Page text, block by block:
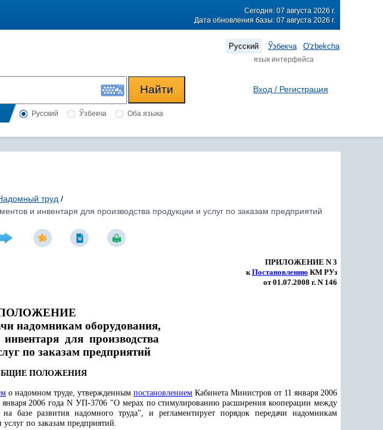
Сегодня: 07 августа 2026 г.
Дата обновления базы: 07 августа 2026 г.
Русский Ўзбекча O'zbekcha
язык интерфейса
Русский Ўзбекча Оба языка
Вход / Регистрация
труд /
и инвентаря для производства продукции и услуг по заказам предприятий
ПРИЛОЖЕНИЕ N 3
кПостановлению КМ РУз
от 01.07.2008 г. N 146
надомникам оборудования,
для производства
по заказам предприятий
ПОЛОЖЕНИЯ
о надомном труде, утвержденным постановлением Кабинета Министров от 11 января 2006
января 2006 года N УП-3706 "О мерах по стимулированию расширения кооперации между
развития надомного труда", и регламентирует порядок передачи надомникам
по заказам предприятий.